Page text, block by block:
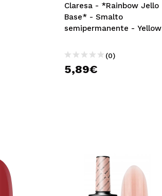
Claresa - *Rainbow Jello
Base* - Smalto
semipermanente - Yellow
(0)
5,89€